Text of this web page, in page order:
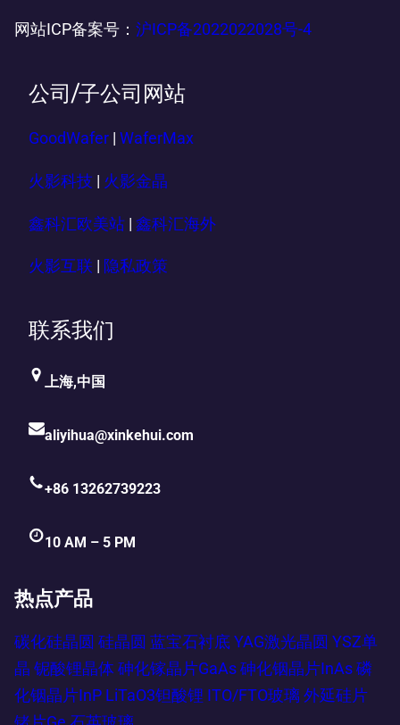
网站ICP备案号： 沪ICP备2022022028号-4
公司/子公司网站
GoodWafer WaferMax
火影科技 火影金晶
鑫科汇欧美站 | 鑫科汇海外
火影互联 隐私政策
联系我们
上海,中国
aliyihua@xinkehui.com
+86 13262739223
10 AM – 5 PM
热点产品
碳化硅晶圆 硅晶圆 蓝宝石衬底 YAG激光晶圆 YSZ单
晶 铌酸锂晶体 砷化镓晶片GaAs 砷化铟晶片InAs 磷
化铟晶片InP LiTaO3钽酸锂 ITO/FTO玻璃 外延硅片